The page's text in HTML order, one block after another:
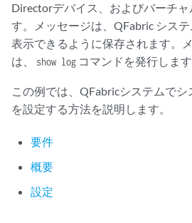
Directorデバイス、およびバーチャ
す。メッセージは、QFabric シス
表示できるように保存されます。
は、
show log コマンドを発行します
この例では、QFabricシステムで
を設定する方法を説明します。
要件
概要
設定